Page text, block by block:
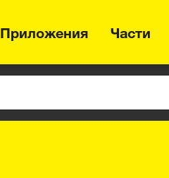
Приложения Части